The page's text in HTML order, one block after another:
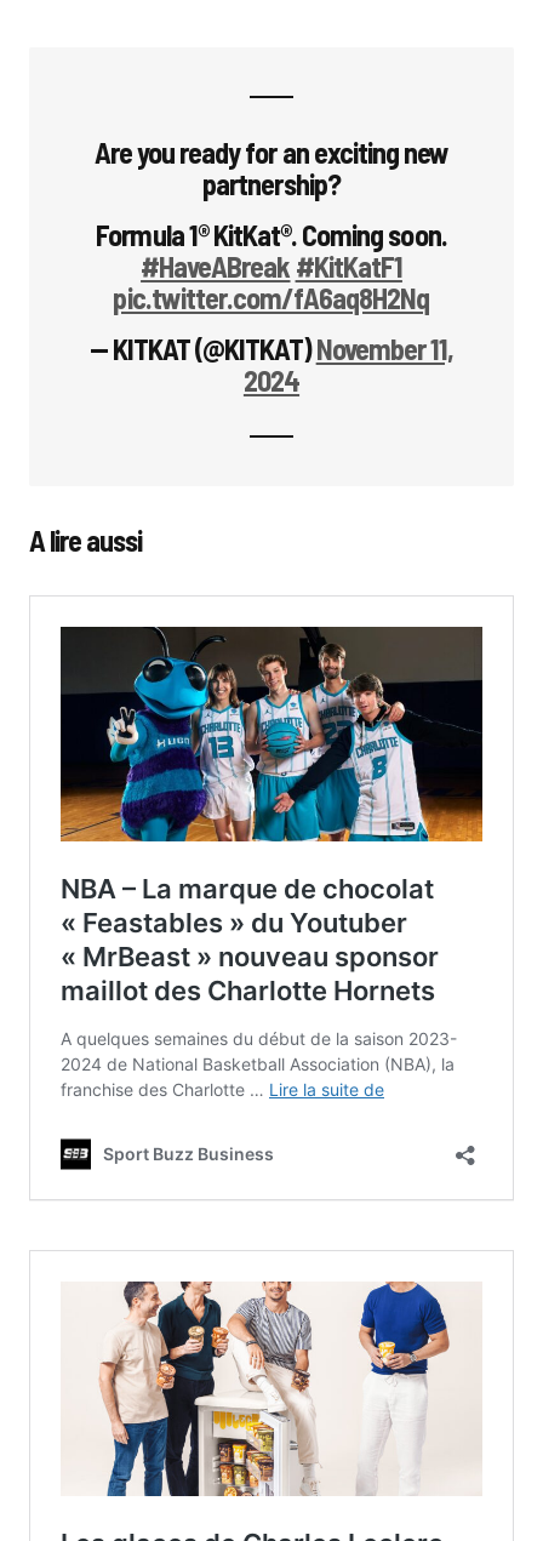
Are you ready for an exciting new
partnership?
Formula 1® KitKat®. Coming soon.
#HaveABreak #KitKatF1
pic.twitter.com/fA6aq8H2Nq
— KITKAT (@KITKAT)November 11,
2024
A lire aussi